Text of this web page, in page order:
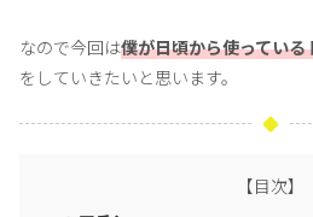
なので今回は僕が日頃から使ってい
をしていきたいと思います。
【目次】